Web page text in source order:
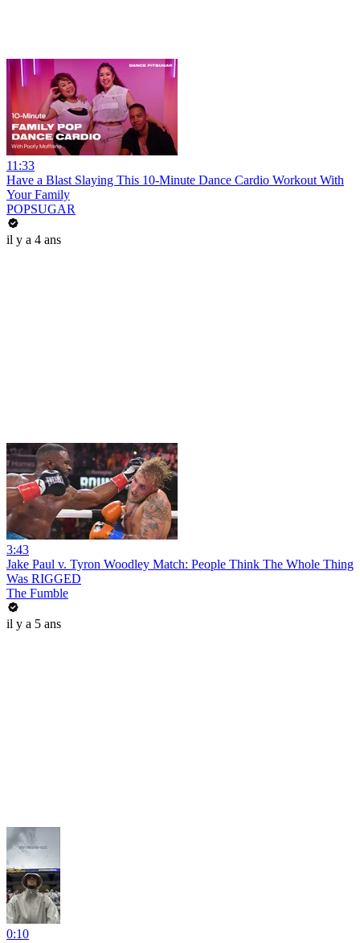
11:33
Have a Blast Slaying This 10-Minute Dance Cardio Workout With
Your Family
POPSUGAR
il y a 4 ans
3:43
Jake Paul v. Tyron Woodley Match: People Think The Whole Thing
Was RIGGED
The Fumble
il y a 5 ans
0:10